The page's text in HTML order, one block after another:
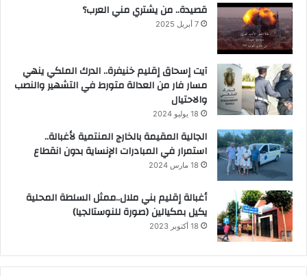
قصيدة.. من يشتري مني العرب؟
7 أبريل 2025
آيت إسحاق إقليم خنيفرة.. الدرك الملكي ينهي
مسار فار من العدالة متورط في التشهير والنصب
والاحتيال
18 يوليو 2024
الجالية المقيمة بالخارج المنتمية لأغبالة..
استمرار في المبادرات الإنساية بدون انقطاع
18 مارس 2024
أغبالة إقليم بني ملال..ممثل السلطة المحلية
يكيل بمكيالين (صورة للنوستالجيا)
18 أكتوبر 2023